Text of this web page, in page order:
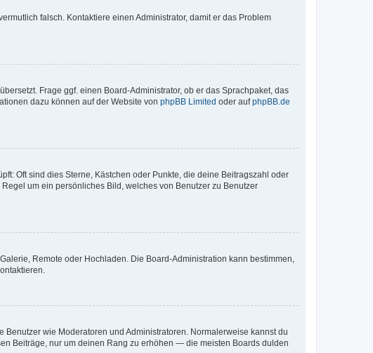
falsch. Kontaktiere einen Administrator, damit er das Problem
Frage ggf. einen Board-Administrator, ob er das Sprachpaket, das
dazu können auf der Website von phpBB Limited oder aufphpBB.de
Oft sind dies Sterne, Kästchen oder Punkte, die deine Beitragszahl oder
um ein persönliches Bild, welches von Benutzer zu Benutzer
Remote oder Hochladen. Die Board-Administration kann bestimmen,
wie Moderatoren und Administratoren. Normalerweise kannst du
Beiträge, nur um deinen Rang zu erhöhen — die meisten Boards dulden